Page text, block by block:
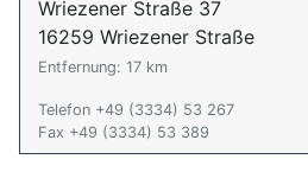
Wriezener Straße 37
16259 Wriezener Straße
Entfernung: 17 km
Telefon +49 (3334) 53 267
Fax +49 (3334) 53 389